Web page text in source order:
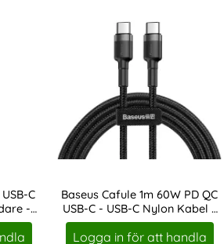
C
-
Baseus Cafule 1m 60W PD QC
USB-C - USB-C Nylon Kabel -
Svart/Grå
Art. nr 19377
Logga in för att handla